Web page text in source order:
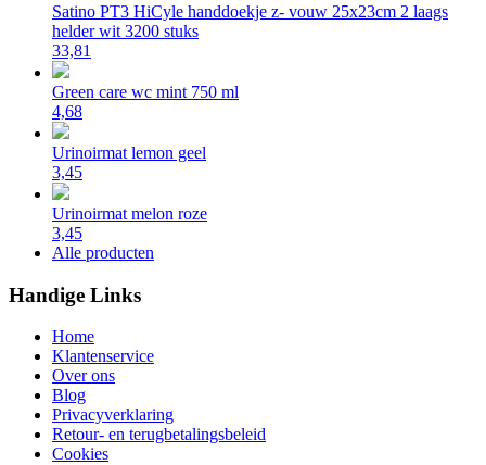
Satino PT3 HiCyle handdoekje z- vouw 25x23cm 2 laags
helder wit 3200 stuks
33,81
Green care wc mint 750 ml
4,68
Urinoirmat lemon geel
3,45
Urinoirmat melon roze
3,45
Alle producten
Handige Links
Home
Klantenservice
Over ons
Blog
Privacyverklaring
Retour- en terugbetalingsbeleid
Cookies